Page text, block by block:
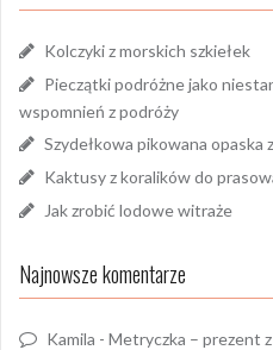
Kolczyki z morskich szkiełek
Pieczątki podróżne jako
wspomnień z podróży
Szydełkowa pikowana opaska
Kaktusy z koralików do
Jak zrobić lodowe witraże
Najnowsze komentarze
Kamila - Metryczka – prezent